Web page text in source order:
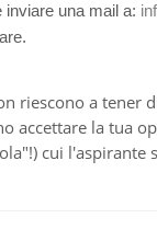
una mail a:
riescono a tener
accettare la tua
cui